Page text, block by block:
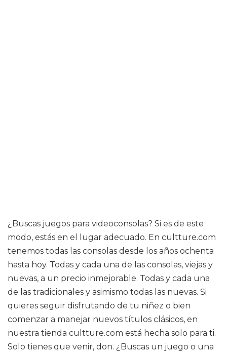
¿Buscas juegos para videoconsolas? Si es de este
modo, estás en el lugar adecuado. En cultture.com
tenemos todas las consolas desde los años ochenta
hasta hoy. Todas y cada una de las consolas, viejas y
nuevas, a un precio inmejorable. Todas y cada una
de las tradicionales y asimismo todas las nuevas. Si
quieres seguir disfrutando de tu niñez o bien
comenzar a manejar nuevos títulos clásicos, en
nuestra tienda cultture.com está hecha solo para ti.
Solo tienes que venir, don. ¿Buscas un juego o una